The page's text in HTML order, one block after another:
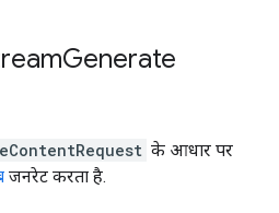
Generate
के आधार पर
जनरेट करता है.